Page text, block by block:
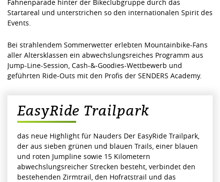
Fahnenparade hinter der Bikeclubgruppe durch das
Startareal und unterstrichen so den internationalen Spirit des
Events.
Bei strahlendem Sommerwetter erlebten Mountainbike-Fans
aller Altersklassen ein abwechslungsreiches Programm aus
Jump-Line-Session, Cash-&-Goodies-Wettbewerb und
geführten Ride-Outs mit den Profis der SENDERS Academy.
EasyRide Trailpark
das neue Highlight für Nauders Der EasyRide Trailpark,
der aus sieben grünen und blauen Trails, einer blauen
und roten Jumpline sowie 15 Kilometern
abwechslungsreicher Strecken besteht, verbindet den
bestehenden Zirmtrail, den Hofratstrail und das